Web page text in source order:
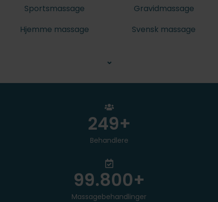
Sportsmassage
Gravidmassage
Hjemme massage
Svensk massage
⌄
Behandlere
250+
Massagebehandlinger
100.000+